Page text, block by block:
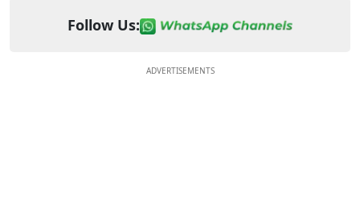
Follow Us:
ADVERTISEMENTS